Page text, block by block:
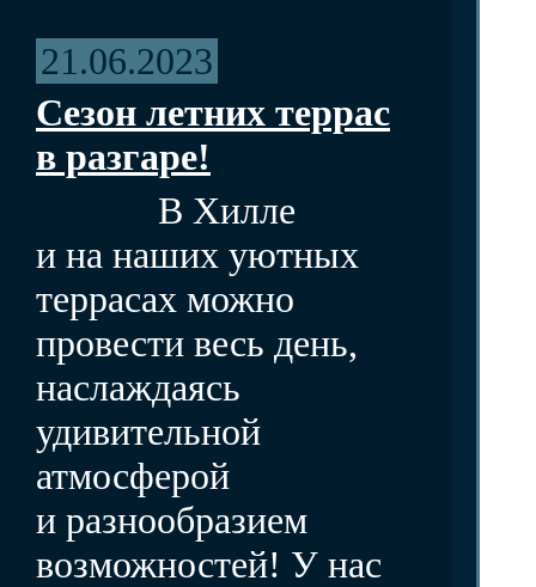
21.06.2023
Сезон летних террас
в разгаре!
В Хилле
и на наших уютных
террасах можно
провести весь день,
наслаждаясь
удивительной
атмосферой
и разнообразием
возможностей! У нас